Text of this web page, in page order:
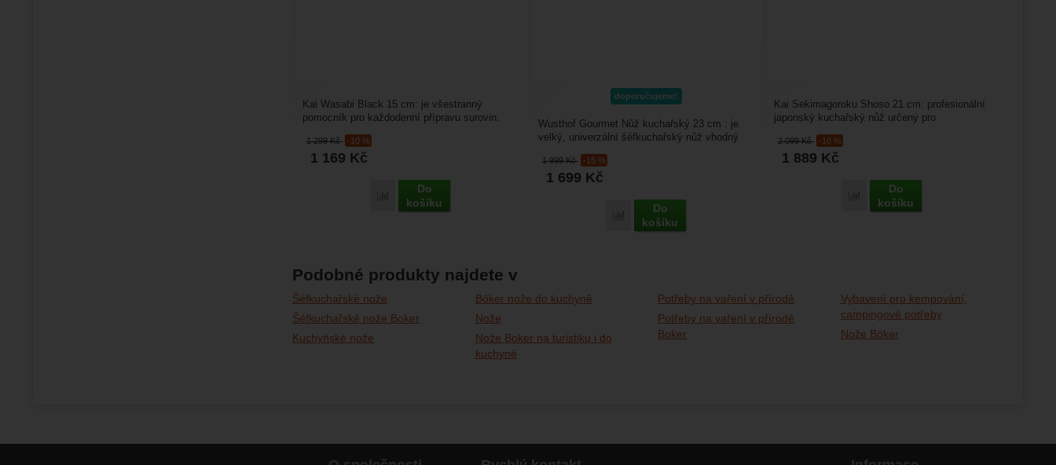
1 299Kč -10 %
1 169 Kč
Porovnat
Do
košíku
Kai Wasabi Black 15 cm: je všestranný
pomocník pro každodenní přípravu surovin.
doporučujeme!
1 999Kč -15 %
1 699 Kč
Porovnat
Do
košíku
Wusthof Gourmet Nůž kuchařský 23 cm : je
velký, univerzální šéfkuchařský nůž vhodný
2 099Kč -10 %
1 889 Kč
Porovnat
Do
košíku
Kai Sekimagoroku Shoso 21 cm: profesionální
japonský kuchařský nůž určený pro
Podobné produkty najdete v
Šéfkuchařské nože
Šéfkuchařské nože Boker
Kuchyňské nože
Böker nože do kuchyně
Nože
Nože Boker na turistiku i do
kuchyně
Potřeby na vaření v přírodě
Potřeby na vaření v přírodě
Boker
Vybavení pro kempování,
campingové potřeby
Nože Böker